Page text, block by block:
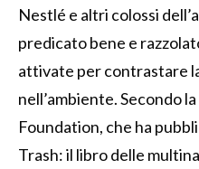
Nestlé e altri colossi
predicato bene e
attivate per contrastare
nell’ambiente. Secondo
Foundation, che ha
Trash: il libro delle